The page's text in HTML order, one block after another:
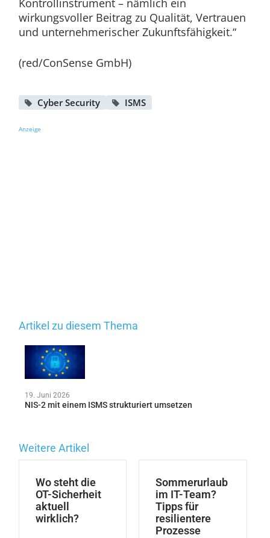
wirkungsvoller Beitrag zu Qualität, Vertrauen
und unternehmerischer Zukunftsfähigkeit.“
(red/ConSense GmbH)
Cyber Security ISMS
Anzeige
Artikel zu diesem Thema
19. Juni 2026
NIS-2 mit einem ISMS strukturiert umsetzen
Weitere Artikel
Wo steht die
OT-Sicherheit
aktuell
wirklich?
Sommerurlaub
im IT-Team?
Tipps für
resilientere
Prozesse